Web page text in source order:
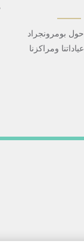
حول بومرونجراد
عياداتنا ومراكزنا